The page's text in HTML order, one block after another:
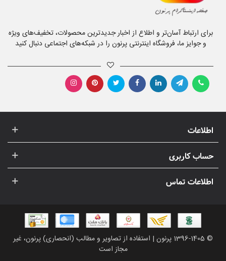
برای ارتباط آسان‌تر و اطلاع از اخبار جدیدترین محصولات، تخفیف‌های ویژه
و جوایز ما، فروشگاه اینترنتی پرنون را در شبکه‌های اجتماعی دنبال کنید
اطلاعات
حساب کاربری
اطلاعات تماس
© 1396-1405 پرنون | استفاده از تصاویر و مطالب (انحصاری) پرنون، غیر
مجاز است